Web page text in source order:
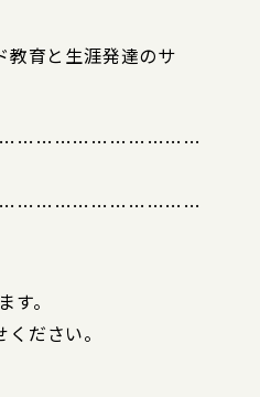
教育と生涯発達のサ
。
ださい。